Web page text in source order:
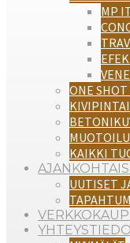
MP
ONE
KAIKKI
UUTISET